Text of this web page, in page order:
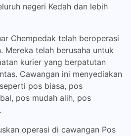
negeri Kedah dan lebih
Chempedak telah beroperasi
Mereka telah berusaha untuk
kurier yang berpatutan
Cawangan ini menyediakan
pos biasa, pos
pos mudah alih, pos
operasi di cawangan Pos